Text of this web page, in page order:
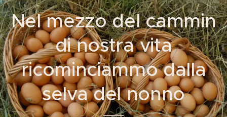
Nel mezzo del cammin
di nostra vita
ricominciammo dalla
selva del nonno